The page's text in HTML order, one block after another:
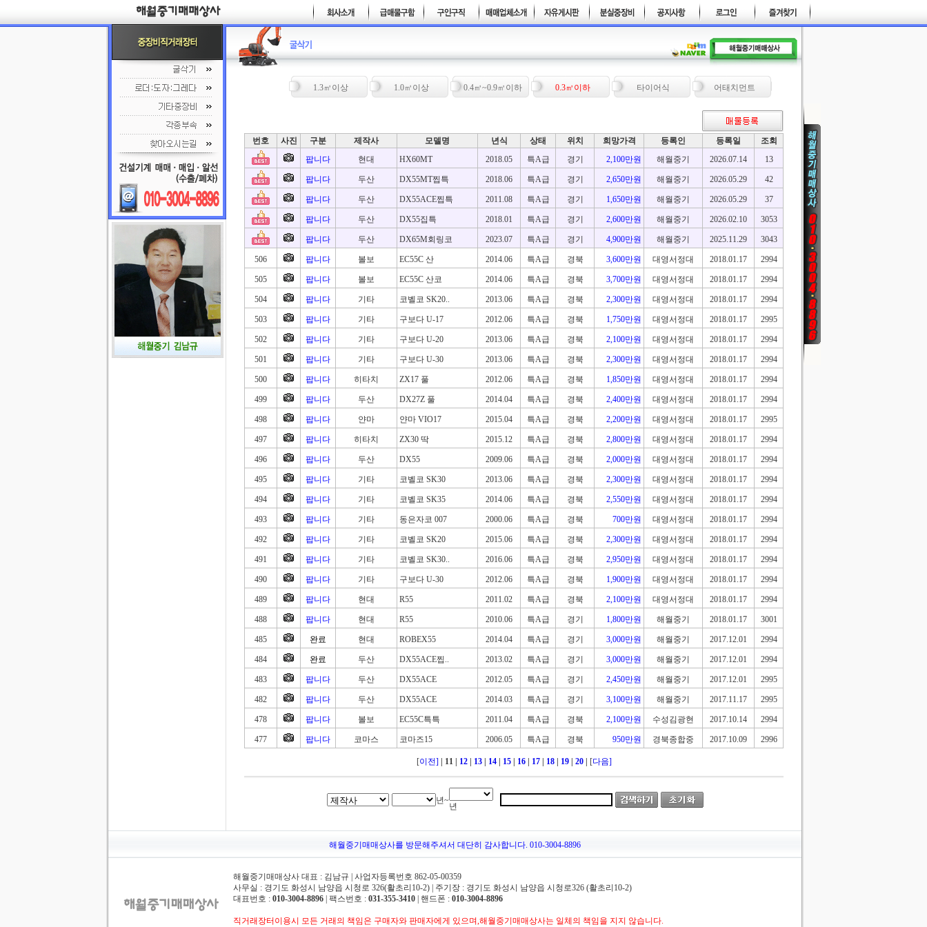
1.3㎥이상 1.0㎥이상 0.4㎥~0.9㎥이하 0.3㎥이하 타이어식 어태치먼트
번호 사진 구분 제작사 모델명 년식 상태 위치 희망가격 등록인 등록일
조회
팝니다
현대 HX60MT 2018.05 특A급 경기 2,100만원 해월중기 2026.07.14 13
팝니다 두산 DX55MT찝특 2018.06 특A급 경기 2,650만원 해월중기 2026.05.29 42
팝니다 두산 DX55ACE찝특 2011.08 특A급 경기 1,650만원 해월중기 2026.05.29 37
팝니다 두산 DX55집특 2018.01 특A급 경기 2,600만원 해월중기 2026.02.10 3053
팝니다 두산 DX65M회링코 2023.07 특A급 경기 4,900만원 해월중기 2025.11.29 3043
506 팝니다 볼보 EC55C 산 2014.06 특A급 경북 3,600만원 대영서정대 2018.01.17 2994
505 팝니다 볼보 EC55C 산코 2014.06 특A급 경북 3,700만원 대영서정대 2018.01.17 2994
504 팝니다 기타 코벨코 SK20.. 2013.06 특A급 경북 2,300만원 대영서정대 2018.01.17 2994
503 팝니다 기타 구보다 U-17 2012.06 특A급 경북 1,750만원 대영서정대 2018.01.17 2995
502 팝니다 기타 구보다 U-20 2013.06 특A급 경북 2,100만원 대영서정대 2018.01.17 2994
501 팝니다 기타 구보다 U-30 2013.06 특A급 경북 2,300만원 대영서정대 2018.01.17 2994
500 팝니다 히타치 ZX17 풀 2012.06 특A급 경북 1,850만원 대영서정대 2018.01.17 2994
499 팝니다 두산 DX27Z 풀 2014.04 특A급 경북 2,400만원 대영서정대 2018.01.17 2994
498 팝니다 얀마 얀마 VIO17 2015.04 특A급 경북 2,200만원 대영서정대 2018.01.17 2995
497 팝니다 히타치 ZX30 딱 2015.12 특A급 경북 2,800만원 대영서정대 2018.01.17 2994
496 팝니다 두산 DX55 2009.06 특A급 경북 2,000만원 대영서정대 2018.01.17 2994
495 팝니다 기타 코벨코 SK30 2013.06 특A급 경북 2,300만원 대영서정대 2018.01.17 2994
494 팝니다 기타 코벨코 SK35 2014.06 특A급 경북 2,550만원 대영서정대 2018.01.17 2994
493 팝니다 기타 동은자코 007 2000.06 특A급 경북 700만원 대영서정대 2018.01.17 2994
492 팝니다 기타 코벨코 SK20 2015.06 특A급 경북 2,300만원 대영서정대 2018.01.17 2994
491 팝니다 기타 코벨코 SK30.. 2016.06 특A급 경북 2,950만원 대영서정대 2018.01.17 2994
490 팝니다 기타 구보다 U-30 2012.06 특A급 경북 1,900만원 대영서정대 2018.01.17 2994
489 팝니다 현대 R55 2011.02 특A급 경북 2,100만원 대영서정대 2018.01.17 2994
488 팝니다 현대 R55 2010.06 특A급 경기 1,800만원 해월중기 2018.01.17 3001
485 완료 현대 ROBEX55 2014.04 특A급 경기 3,000만원 해월중기 2017.12.01 2994
484 완료 두산 DX55ACE찝.. 2013.02 특A급 경기 3,000만원 해월중기 2017.12.01 2994
483 팝니다 두산 DX55ACE 2012.05 특A급 경기 2,450만원 해월중기 2017.12.01 2995
482 팝니다 두산 DX55ACE 2014.03 특A급 경기 3,100만원 해월중기 2017.11.17 2995
478 팝니다 볼보 EC55C특특 2011.04 특A급 경북 2,100만원 수성김광현 2017.10.14 2994
477 팝니다 코마스 코마즈15 2006.05 특A급 경북 950만원 경북종합중 2017.10.09 2996
[이전] | 11 12 13 14 15 16 17 18 19 20 [다음]
년~
년
해월중기매매상사를 방문해주셔서 대단히 감사합니다. 010-3004-8896
해월중기매매상사 대표 : 김남규 | 사업자등록번호 862-05-00359
사무실 : 경기도 화성시 남양읍 시청로 326(활초리10-2) | 주기장 : 경기도 화성시 남양읍 시청로326 (활초리10-2)
대표번호 : 010-3004-8896 | 팩스번호 : 031-355-3410 | 핸드폰 : 010-3004-8896
직거래장터이용시 모든 거래의 책임은 구매자와 판매자에게 있으며,해월중기매매상사는 일체의 책임을 지지 않습니다.